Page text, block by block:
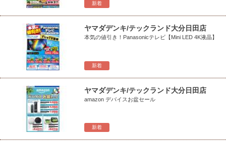
新着
新着
ヤマダデンキ/テックランド大分日田店
本気の値引き！Panasonicテレビ【Mini LED 4K液晶】
新着
ヤマダデンキ/テックランド大分日田店
amazon デバイスお盆セール